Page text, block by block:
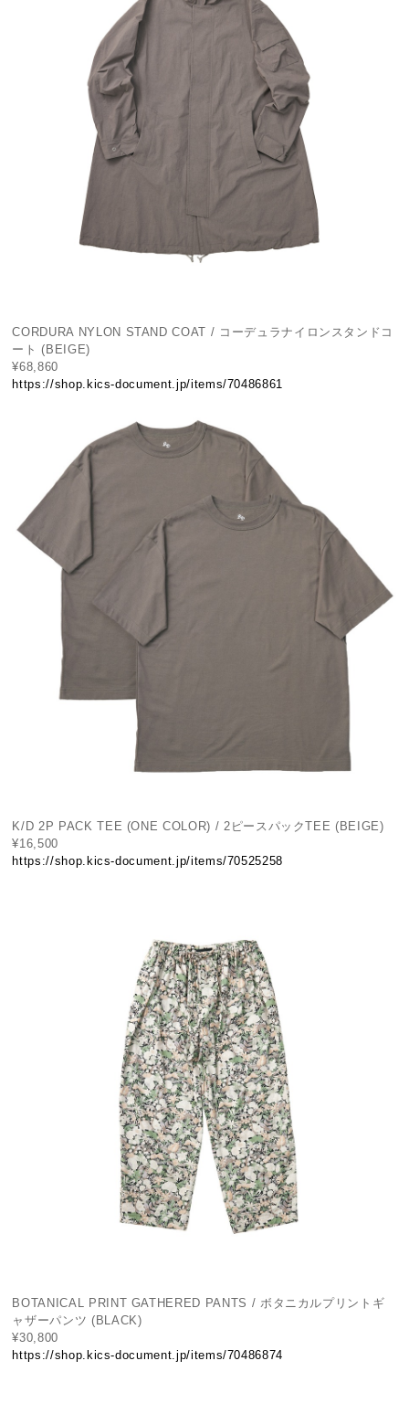
CORDURA NYLON STAND COAT / コーデュラナイロンスタンドコ
ート (BEIGE)
¥68,860
https://shop.kics-document.jp/items/70486861
K/D 2P PACK TEE (ONE COLOR) / 2ピースパックTEE (BEIGE)
¥16,500
https://shop.kics-document.jp/items/70525258
BOTANICAL PRINT GATHERED PANTS / ボタニカルプリントギ
ャザーパンツ (BLACK)
¥30,800
https://shop.kics-document.jp/items/70486874